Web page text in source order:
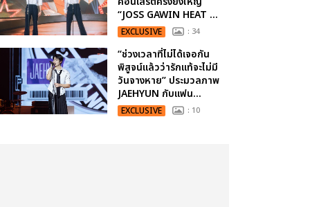
“JOSS GAWIN HEAT ...
EXCLUSIVE : 34
“ช่วงเวลาที่ไม่ได้เจอกัน
พิสูจน์แล้วว่ารักแท้จะไม่มี
วันจางหาย” ประมวลภาพ
JAEHYUN กับแฟน...
EXCLUSIVE : 10